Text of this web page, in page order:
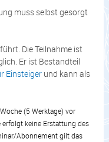
muss selbst gesorgt
Die Teilnahme ist
Er ist Bestandteil
Einsteigerund kann als
(5 Werktage) vor
keine Erstattung des
Abonnement gilt das